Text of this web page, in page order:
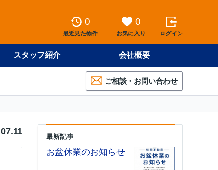
0
最近見た物件
0
お気に入り ログイン
スタッフ紹介 会社概要
ご相談・お問い合わせ
最新記事
お盆休業のお知らせ